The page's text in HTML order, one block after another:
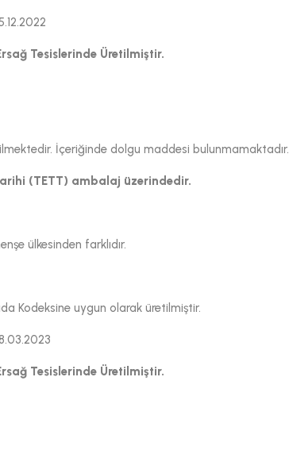
Tesislerinde Üretilmiştir.
İçeriğinde dolgu maddesi bulunmamaktadır.
(TETT) ambalaj üzerindedir.
ülkesinden farklıdır.
Kodeksine uygun olarak üretilmiştir.
Tesislerinde Üretilmiştir.